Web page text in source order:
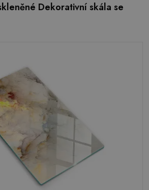
Dekorativní skála se